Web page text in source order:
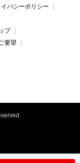
イバシーポリシー
プ
要望